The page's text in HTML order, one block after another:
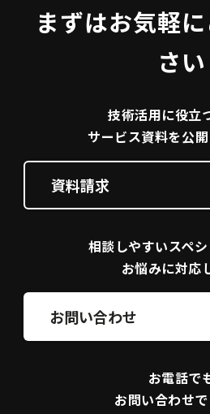
まずはお気軽
さい
技術活用に役立
サービス資料を公
資料請求
相談しやすいスペ
お悩みに対応
お問い合わせ
お電話で
お問い合わせ